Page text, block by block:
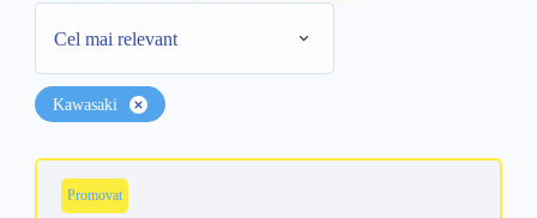
Cel mai relevant
Kawasaki
Promovat